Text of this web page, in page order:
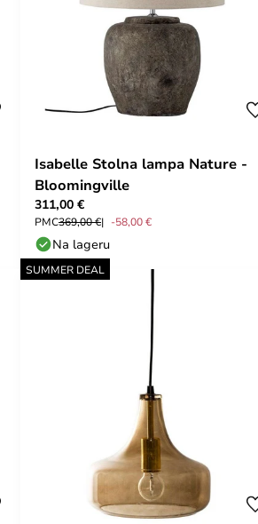
Isabelle Stolna lampa Nature -
Bloomingville
311,00 €
PMC369,00 € -58,00 €
Na lageru
SUMMER DEAL